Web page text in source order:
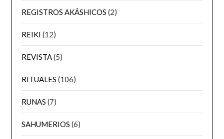
REGISTROS AKÁSHICOS (2)
REIKI (12)
REVISTA(5)
RITUALES (106)
RUNAS (7)
SAHUMERIOS (6)